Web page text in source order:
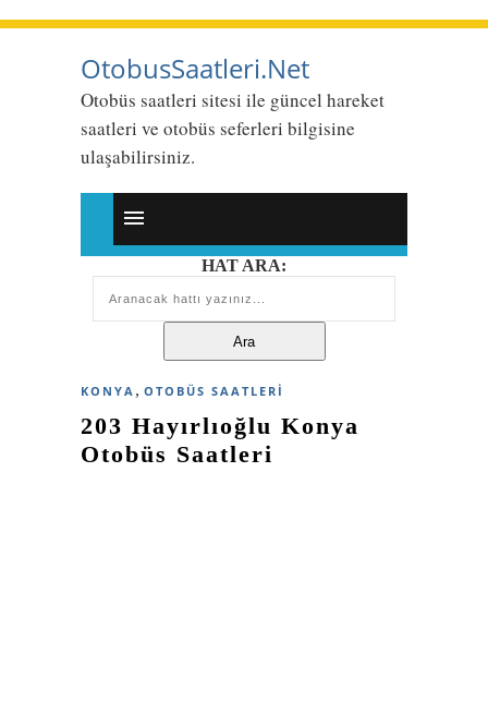
OtobusSaatleri.Net
Otobüs saatleri sitesi ile güncel hareket
saatleri ve otobüs seferleri bilgisine
ulaşabilirsiniz.
HAT ARA:
KONYA , OTOBÜS SAATLERI
203 Hayırlıoğlu Konya
Otobüs Saatleri